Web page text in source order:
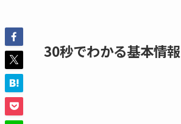
30秒でわかる基本情報